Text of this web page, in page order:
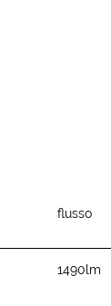
flusso
1490lm